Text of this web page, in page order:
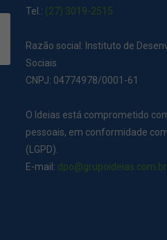
Tel.: (27) 3019-2515
Razão social: Instituto de
Sociais
CNPJ: 04774978/0001-61
O Ideias está comprometido
pessoais, em conformidade
(LGPD).
E-mail: dpo@grupoideias.com.br